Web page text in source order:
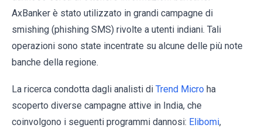
AxBanker è stato utilizzato in grandi campagne di
smishing (phishing SMS) rivolte a utenti indiani. Tali
operazioni sono state incentrate su alcune delle più note
banche della regione.
La ricerca condotta dagli analisti di Trend Micro ha
scoperto diverse campagne attive in India, che
coinvolgono i seguenti programmi dannosi: Elibomi,